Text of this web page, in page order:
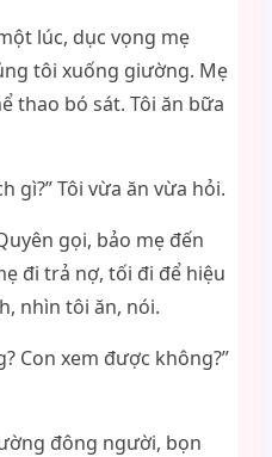
lúc, dục vọng mẹ
tôi xuống giường. Mẹ
thao bó sát. Tôi ăn bữa
gì?” Tôi vừa ăn vừa hỏi.
gọi, bảo mẹ đến
đi trả nợ, tối đi để hiệu
nhìn tôi ăn, nói.
Con xem được không?”
đông người, bọn